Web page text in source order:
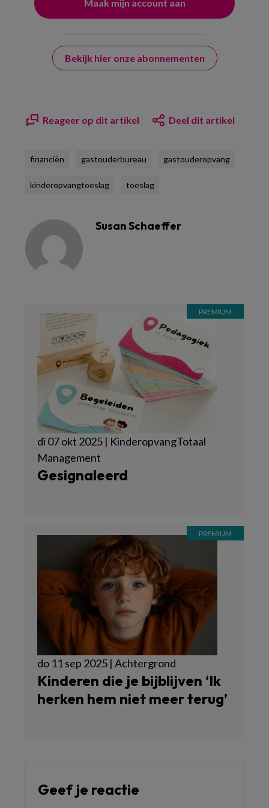
Bekijk hier onze abonnementen
Reageer op dit artikel Deel dit artikel
financiën gastouderbureau gastouderopvang
kinderopvangtoeslag toeslag
Susan Schaeffer
di 07 okt 2025 | KinderopvangTotaal
Management
Gesignaleerd
do 11 sep 2025 | Achtergrond
Kinderen die je bijblijven ‘Ik
herken hem niet meer terug’
Geef je reactie